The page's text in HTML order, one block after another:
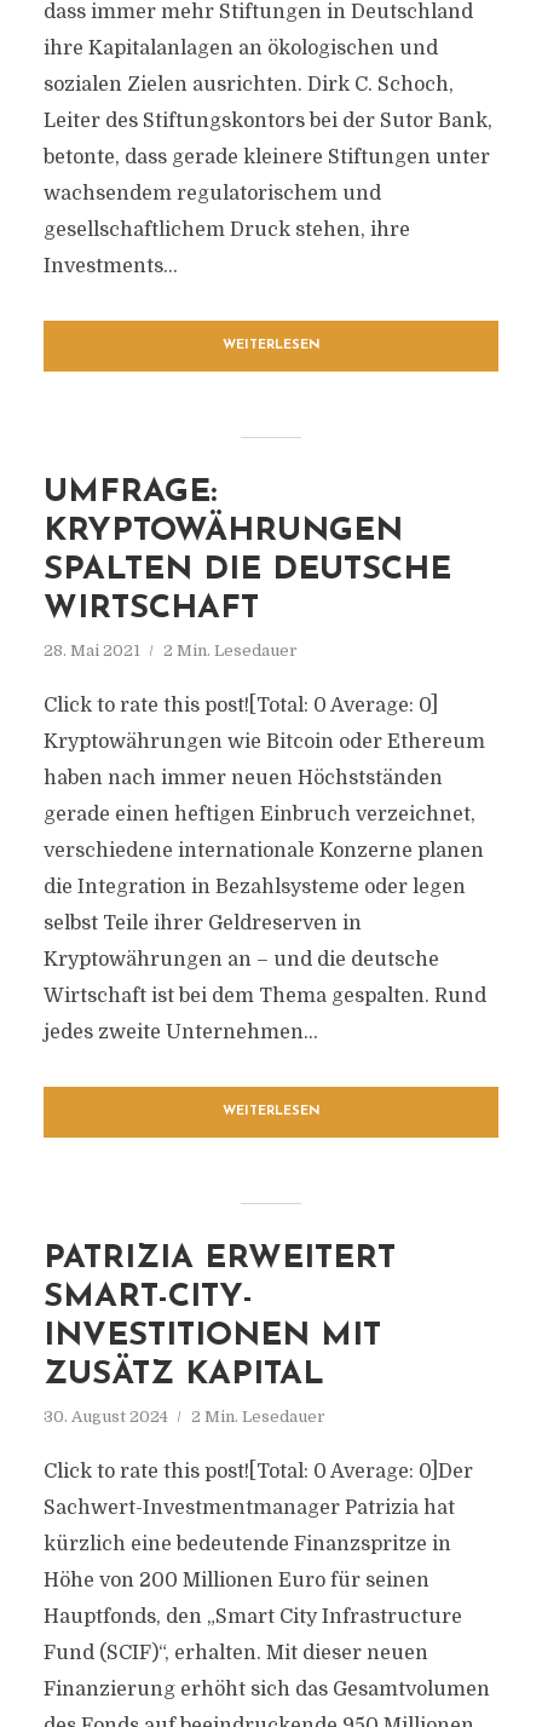
dass immer mehr Stiftungen in Deutschland
ihre Kapitalanlagen an ökologischen und
sozialen Zielen ausrichten. Dirk C. Schoch,
Leiter des Stiftungskontors bei der Sutor Bank,
betonte, dass gerade kleinere Stiftungen unter
wachsendem regulatorischem und
gesellschaftlichem Druck stehen, ihre
Investments...
WEITERLESEN
UMFRAGE:
KRYPTOWÄHRUNGEN
SPALTEN DIE DEUTSCHE
WIRTSCHAFT
28. Mai 2021 2 Min. Lesedauer
Click to rate this post![Total: 0 Average: 0]
Kryptowährungen wie Bitcoin oder Ethereum
haben nach immer neuen Höchstständen
gerade einen heftigen Einbruch verzeichnet,
verschiedene internationale Konzerne planen
die Integration in Bezahlsysteme oder legen
selbst Teile ihrer Geldreserven in
Kryptowährungen an – und die deutsche
Wirtschaft ist bei dem Thema gespalten. Rund
jedes zweite Unternehmen...
WEITERLESEN
PATRIZIA ERWEITERT
SMART-CITY-
INVESTITIONEN MIT
ZUSÄTZ KAPITAL
30. August 2024 2 Min. Lesedauer
Click to rate this post![Total: 0 Average: 0]Der
Sachwert-Investmentmanager Patrizia hat
kürzlich eine bedeutende Finanzspritze in
Höhe von 200 Millionen Euro für seinen
Hauptfonds, den „Smart City Infrastructure
Fund (SCIF)“, erhalten. Mit dieser neuen
Finanzierung erhöht sich das Gesamtvolumen